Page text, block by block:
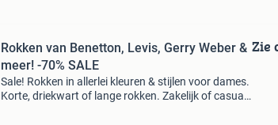
Rokken van Benetton, Levis, Gerry Weber &
meer! -70% SALE
Sale! Rokken in allerlei kleuren & stijlen voor dames.
Korte, driekwart of lange rokken. Zakelijk of casual,
Zie